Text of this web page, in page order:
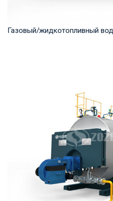
Газовый/жидкотопливный
мощность продукта: 7-70 МВт